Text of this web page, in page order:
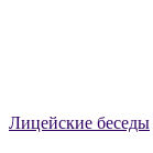
Лицейские беседы